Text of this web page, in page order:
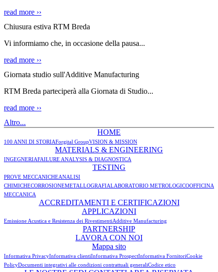
read more ››
Chiusura estiva RTM Breda
Vi informiamo che, in occasione della pausa...
read more ››
Giornata studio sull'Additive Manufacturing
RTM Breda parteciperà alla Giornata di Studio...
read more ››
Altro...
HOME
100 ANNI DI STORIAForgital GroupVISION & MISSION
MATERIALS & ENGINEERING
INGEGNERIAFAILURE ANALYSIS & DIAGNOSTICA
TESTING
PROVE MECCANICHEANALISI
CHIMICHECORROSIONEMETALLOGRAFIALABORATORIO METROLOGICOOFFICINA
MECCANICA
ACCREDITAMENTI E CERTIFICAZIONI
APPLICAZIONI
Emissione Acustica e Resistenza dei RivestimentiAdditive Manufacturing
PARTNERSHIP
LAVORA CON NOI
Mappa sito
Informativa PrivacyInformativa clientiInformativa ProspectInformativa FornitoriCookie
PolicyDocumenti integrativi alle condizioni contrattuali generaliCodice etico